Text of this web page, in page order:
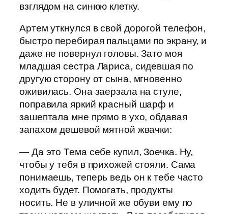
взглядом на синюю клетку.
Артем уткнулся в свой дорогой телефон,
быстро перебирая пальцами по экрану, и
даже не повернул головы. Зато моя
младшая сестра Лариса, сидевшая по
другую сторону от сына, мгновенно
оживилась. Она заерзала на стуле,
поправила яркий красный шарф и
зашептала мне прямо в ухо, обдавая
запахом дешевой мятной жвачки:
— Да это Тема себе купил, Зоечка. Ну,
чтобы у тебя в прихожей стояли. Сама
понимаешь, теперь ведь он к тебе часто
ходить будет. Помогать, продукты
носить. Не в уличной же обуви ему по